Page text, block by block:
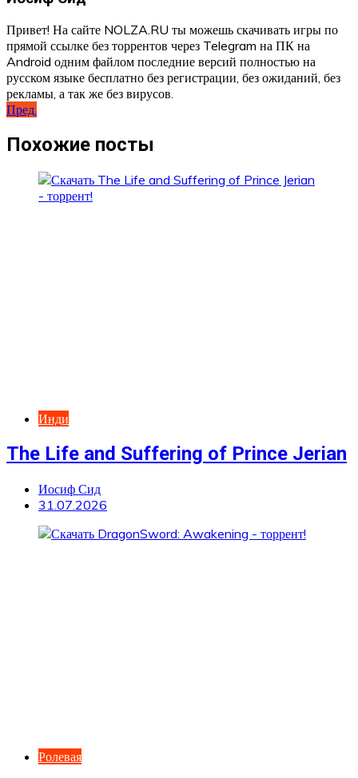
Привет! На сайте NOLZA.RU ты можешь скачивать игры по
прямой ссылке без торрентов через Telegram на ПК на
Android одним файлом последние версий полностью на
русском языке бесплатно без регистрации, без ожиданий, без
рекламы, а так же без вирусов.
Навигация
по
записям
Пред.
Похожие посты
Инди
The Life and Suffering of Prince Jerian
Иосиф Сид
31.07.2026
Ролевая